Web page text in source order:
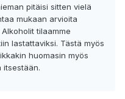
pitäisi sitten vielä
mukaan arvioita
tilaamme
lastattaviksi. Tästä myös
huomasin myös
itsestään.